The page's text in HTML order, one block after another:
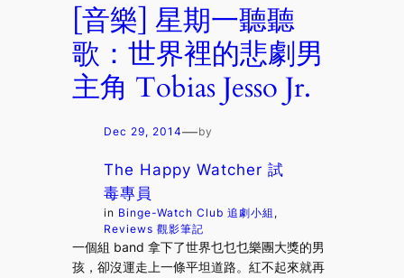
[音樂] 星期一聽聽
歌：世界裡的悲劇男
主角 Tobias Jesso Jr.
Dec 29, 2014—by
The Happy Watcher 試
毒專員
in Binge-Watch Club 追劇小組
Reviews 觀影筆記
一個組 band 拿下了世界乜乜乜樂團大獎的男
孩，卻沒運走上一條平坦道路。紅不起來就再